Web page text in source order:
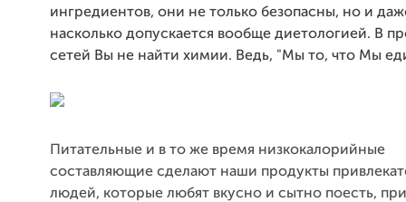
ингредиентов, они не только безопасны, но и
насколько допускается вообще диетологией. В
сетей Вы не найти химии. Ведь, "Мы то, что Мы
Питательные и в то же время низкокалорийные
составляющие сделают наши продукты
людей, которые любят вкусно и сытно поесть,